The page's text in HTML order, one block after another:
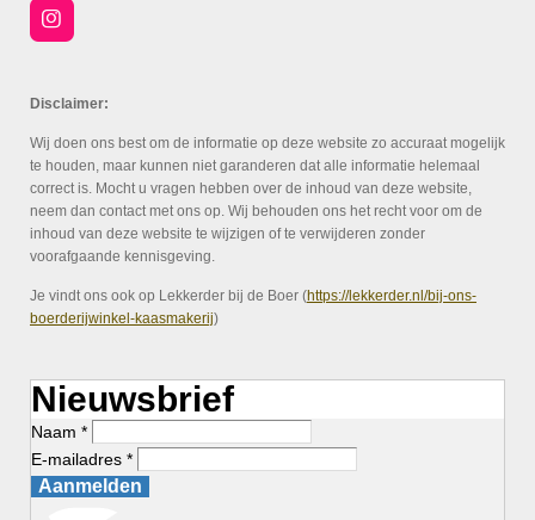
I
n
a
r
a
Disclaimer:
Wij doen ons best om de informatie op deze website zo accuraat mogelijk
te houden, maar kunnen niet garanderen dat alle informatie helemaal
correct is. Mocht u vragen hebben over de inhoud van deze website,
neem dan contact met ons op. Wij behouden ons het recht voor om de
inhoud van deze website te wijzigen of te verwijderen zonder
voorafgaande kennisgeving.
Je vindt ons ook op Lekkerder bij de Boer (https://lekkerder.nl/bij-ons-
boerderijwinkel-kaasmakerij)
Nieuwsbrief
Naam *
E-mailadres *
Aanmelden